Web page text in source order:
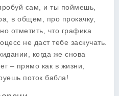
сам, и ты поймешь,
в общем, про прокачку,
отметить, что графика
не даст тебе заскучать.
когда же снова
– прямо как в жизни,
поток бабла!